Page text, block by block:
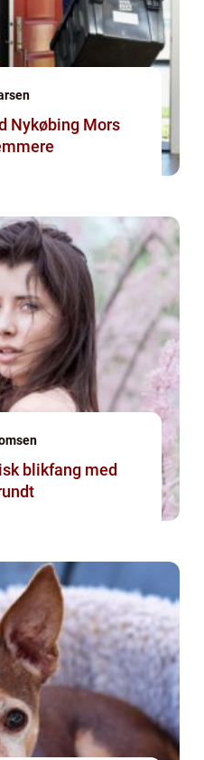
Nykøbing Mors